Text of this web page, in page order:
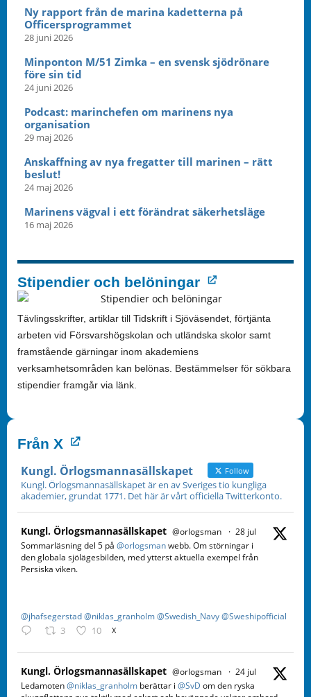
Ny rapport från de marina kadetterna på
Officersprogrammet
28 juni 2026
Minponton M/51 Zimka – en svensk sjödrönare
före sin tid
24 juni 2026
Podcast: marinchefen om marinens nya
organisation
29 maj 2026
Anskaffning av nya fregatter till marinen – rätt
beslut!
24 maj 2026
Marinens vägval i ett förändrat säkerhetsläge
16 maj 2026
Stipendier och belöningar
Tävlingsskrifter, artiklar till Tidskrift i Sjöväsendet, förtjänta
arbeten vid Försvarshögskolan och utländska skolor samt
framstående gärningar inom akademiens
verksamhetsområden kan belönas. Bestämmelser för sökbara
stipendier framgår via länk.
Från X
Kungl. Örlogsmannasällskapet Follow
Kungl. Örlogsmannasällskapet är en av Sveriges tio kungliga
akademier, grundat 1771. Det här är vårt officiella Twitterkonto.
Kungl. Örlogsmannasällskapet @orlogsman · 28 jul
Sommarläsning del 5 på @orlogsmanwebb. Om störningar i
den globala sjölägesbilden, med ytterst aktuella exempel från
Persiska viken.
@jhafsegerstad@niklas_granholm@Swedish_Navy@Sweshipofficial
3 10 X
Kungl. Örlogsmannasällskapet @orlogsman · 24 jul
Ledamoten@niklas_granholm berättar i @SvD om den ryska